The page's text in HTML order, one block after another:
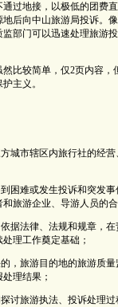
过地接，以极低的团费
后向中山旅游局投诉。
部门可以迅速处理旅游
比较简单，仅2页内容，
主义。
城市辖区内旅行社的经
困难或发生投诉和突发
旅游企业、导游人员的
据法律、法规和规章，
理工作奠定基础；
，旅游目的地的旅游质
理结果；
讨旅游执法、投诉处理